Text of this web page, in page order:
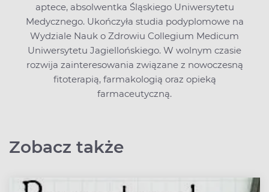
aptece, absolwentka Śląskiego Uniwersytetu
Medycznego. Ukończyła studia podyplomowe na
Wydziale Nauk o Zdrowiu Collegium Medicum
Uniwersytetu Jagiellońskiego. W wolnym czasie
rozwija zainteresowania związane z nowoczesną
fitoterapią, farmakologią oraz opieką
farmaceutyczną.
Zobacz także